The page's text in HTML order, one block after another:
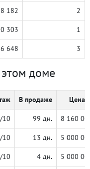
182 2
303 1
648 3
доме
В продаже Цена,
10 99 дн. 8 160
10 13 дн. 5 000
10 4 дн. 5 000